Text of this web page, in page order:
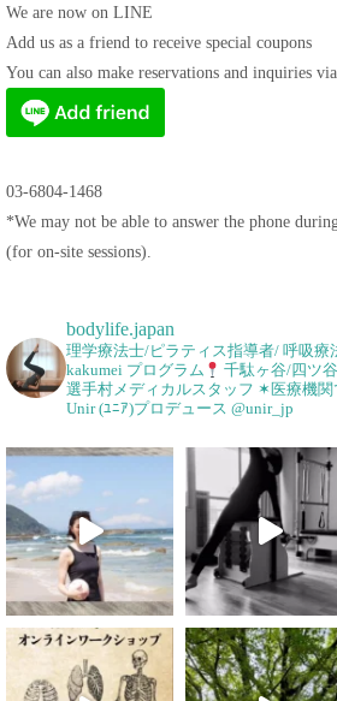
We are now on LINE
Add us as a friend to receive special coupons
You can also make reservations and inquiries
03-6804-1468
*We may not be able to answer the phone
(for on-site sessions).
bodylife.japan
理学療法士/ピラティス指導者/ 呼吸療
kakumei プログラム
千駄ヶ谷/四ツ
選手村メディカルスタッフ ✶医療機関
Unir (ﾕﾆｱ)プロデュース @unir_jp